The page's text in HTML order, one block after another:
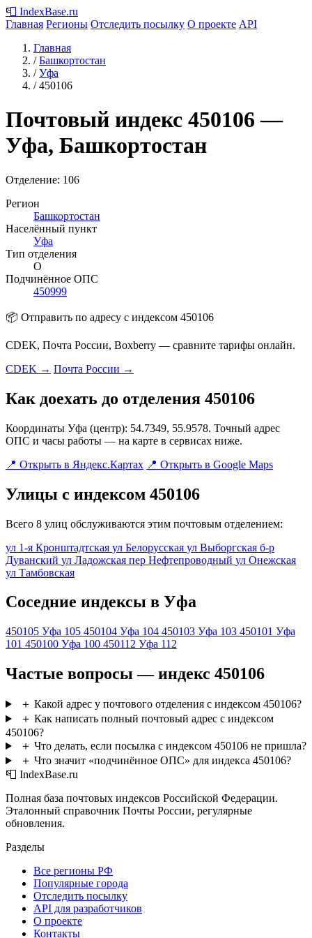
📮 IndexBase.ru
Главная Регионы Отследить посылку О проекте API
Главная
/ Башкортостан
/ Уфа
/ 450106
Почтовый индекс 450106 —
Уфа, Башкортостан
Отделение: 106
Регион
Башкортостан
Населённый пункт
Уфа
Тип отделения
О
Подчинённое ОПС
450999
📦 Отправить по адресу с индексом 450106
CDEK, Почта России, Boxberry — сравните тарифы онлайн.
CDEK → Почта России →
Как доехать до отделения 450106
Координаты Уфа (центр): 54.7349, 55.9578. Точный адрес
ОПС и часы работы — на карте в сервисах ниже.
📍 Открыть в Яндекс.Картах 📍 Открыть в Google Maps
Улицы с индексом 450106
Всего 8 улиц обслуживаются этим почтовым отделением:
ул 1-я Кронштадтская ул Белорусская ул Выборгская б-р
Дуванский ул Ладожская пер Нефтепроводный ул Онежская
ул Тамбовская
Соседние индексы в Уфа
450105 Уфа 105 450104 Уфа 104 450103 Уфа 103 450101 Уфа
101 450100 Уфа 100 450112 Уфа 112
Частые вопросы — индекс 450106
＋ Какой адрес у почтового отделения с индексом 450106?
＋ Как написать полный почтовый адрес с индексом
450106?
＋ Что делать, если посылка с индексом 450106 не пришла?
＋ Что значит «подчинённое ОПС» для индекса 450106?
📮 IndexBase.ru
Полная база почтовых индексов Российской Федерации.
Эталонный справочник Почты России, регулярные
обновления.
Разделы
Все регионы РФ
Популярные города
Отследить посылку
API для разработчиков
О проекте
Контакты